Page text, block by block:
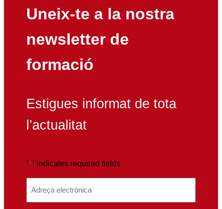
Uneix-te a la nostra
newsletter de
formació
Estigues informat de tota
l’actualitat
"*" indicates required fields